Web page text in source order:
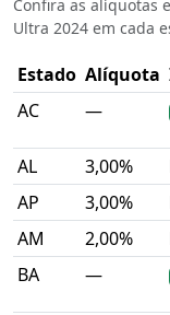
Confira as alíquotas
Ultra 2024 em cada
Estado Alíquota
AC
—
AL 3,00%
AP 3,00%
AM 2,00%
BA —